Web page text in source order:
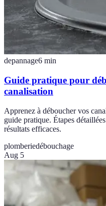
depannage6 min
Guide pratique pour
canalisation
Apprenez à déboucher vos
guide pratique. Étapes
résultats efficaces.
plomberiedébouchage
Aug 5